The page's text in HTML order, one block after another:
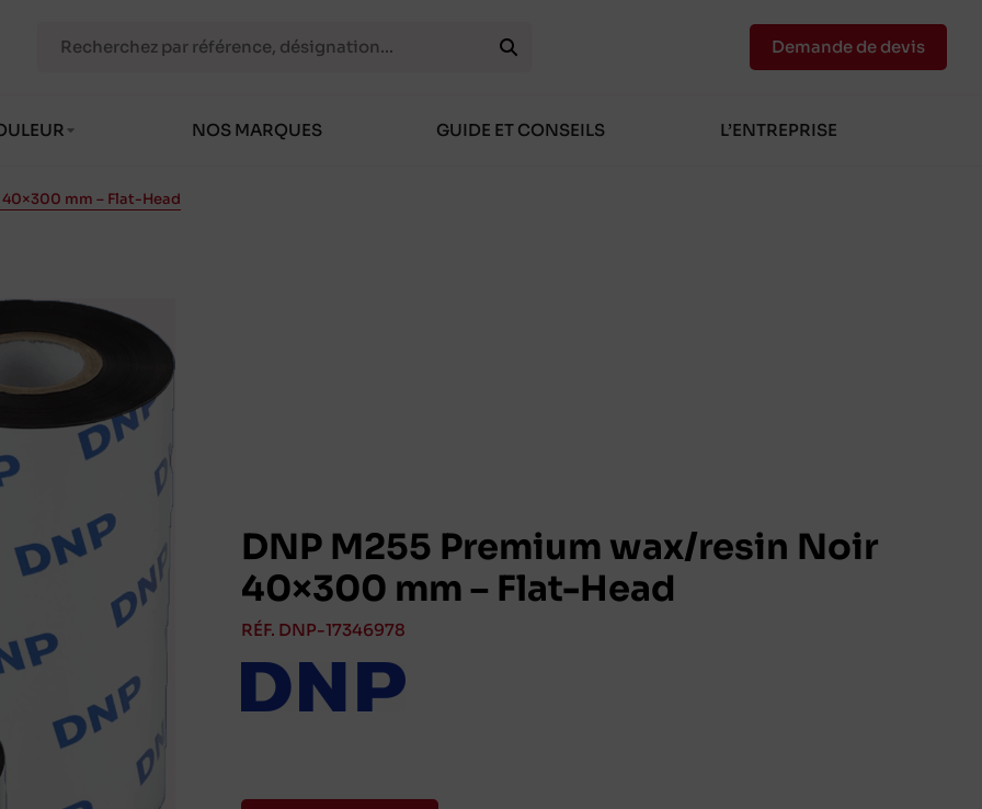
NOS MARQUES GUIDE ET CONSEILS L’ENTREPRISE
Demande de devis
40×300 mm – Flat-Head
DNP M255 Premium wax/resin Noir
40×300 mm – Flat-Head
RÉF. DNP-17346978